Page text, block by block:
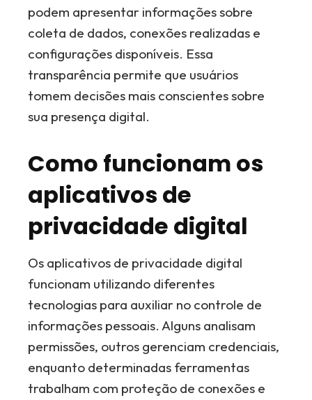
podem apresentar informações sobre
coleta de dados, conexões realizadas e
configurações disponíveis. Essa
transparência permite que usuários
tomem decisões mais conscientes sobre
sua presença digital.
Como funcionam os
aplicativos de
privacidade digital
Os aplicativos de privacidade digital
funcionam utilizando diferentes
tecnologias para auxiliar no controle de
informações pessoais. Alguns analisam
permissões, outros gerenciam credenciais,
enquanto determinadas ferramentas
trabalham com proteção de conexões e